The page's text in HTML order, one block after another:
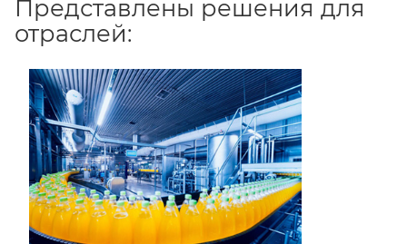
Представлены решения для
отраслей: